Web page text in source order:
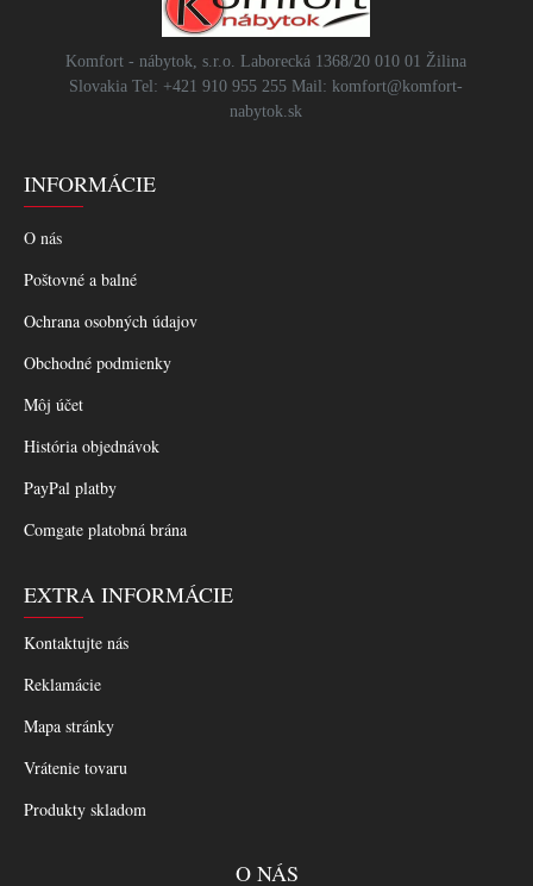
Komfort - nábytok, s.r.o. Laborecká 1368/20 010 01 Žilina
Slovakia Tel: +421 910 955 255 Mail: komfort@komfort-
nabytok.sk
INFORMÁCIE
O nás
Poštovné a balné
Ochrana osobných údajov
Obchodné podmienky
Môj účet
História objednávok
PayPal platby
Comgate platobná brána
EXTRA INFORMÁCIE
Kontaktujte nás
Reklamácie
Mapa stránky
Vrátenie tovaru
Produkty skladom
O NÁS